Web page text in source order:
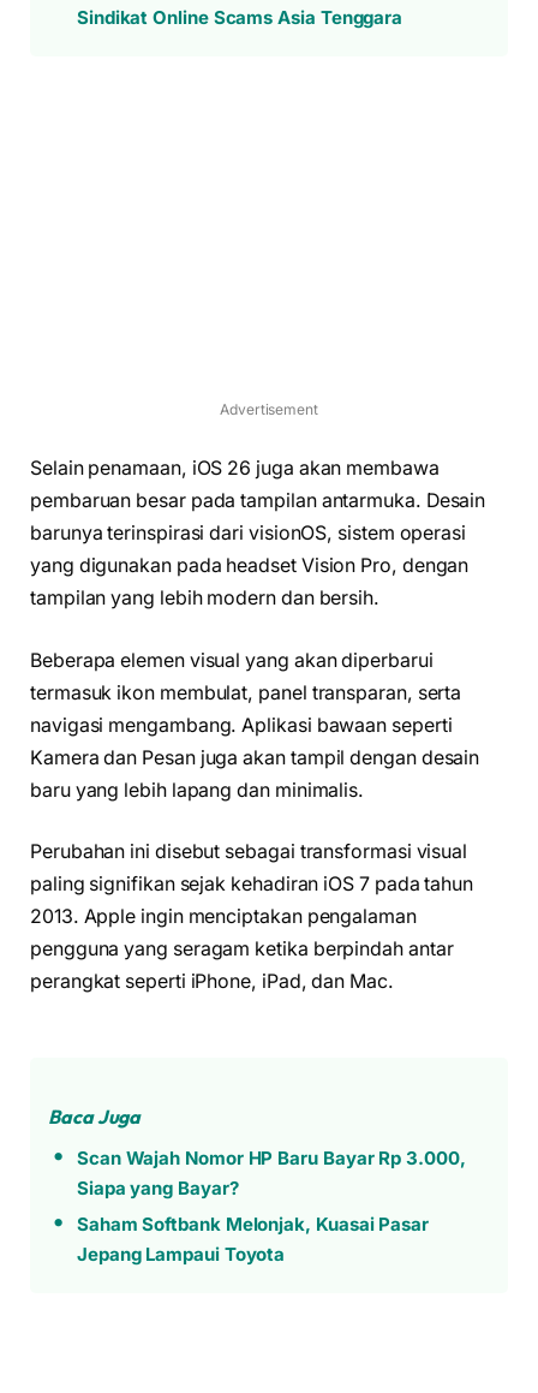
Sindikat Online Scams Asia Tenggara
Advertisement
Selain penamaan, iOS 26 juga akan membawa
pembaruan besar pada tampilan antarmuka. Desain
barunya terinspirasi dari visionOS, sistem operasi
yang digunakan pada headset Vision Pro, dengan
tampilan yang lebih modern dan bersih.
Beberapa elemen visual yang akan diperbarui
termasuk ikon membulat, panel transparan, serta
navigasi mengambang. Aplikasi bawaan seperti
Kamera dan Pesan juga akan tampil dengan desain
baru yang lebih lapang dan minimalis.
Perubahan ini disebut sebagai transformasi visual
paling signifikan sejak kehadiran iOS 7 pada tahun
2013. Apple ingin menciptakan pengalaman
pengguna yang seragam ketika berpindah antar
perangkat seperti iPhone, iPad, dan Mac.
Baca Juga
Scan Wajah Nomor HP Baru Bayar Rp 3.000,
Siapa yang Bayar?
Saham Softbank Melonjak, Kuasai Pasar
Jepang Lampaui Toyota